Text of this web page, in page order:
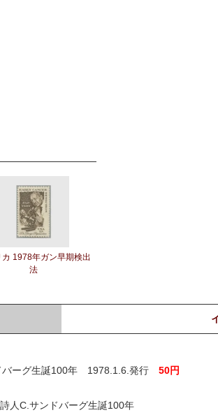
カ 1978年ガン早期検出
法
バーグ生誕100年 1978.1.6.発行 50円